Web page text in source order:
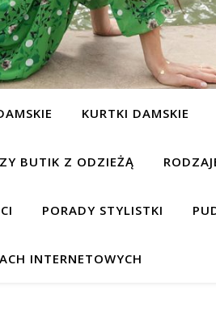
KURTKI DAMSKIE
BUTIK Z ODZIEŻĄ
PORADY STYLISTKI
INTERNETOWYCH